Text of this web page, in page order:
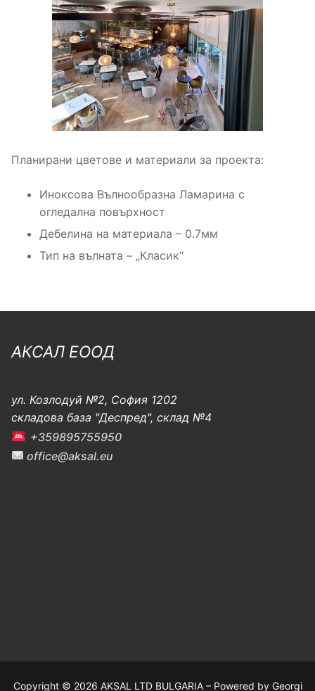
Планирани цветове и материали за проекта:
Иноксова Вълнообразна Ламарина с
огледална повърхност
Дебелина на материала – 0.7мм
Тип на вълната – „Класик“
АКСАЛ ЕООД
ул. Козлодуй №2, София 1202
складова база "Деспред", склад №4
+359895755950
office@aksal.eu
Copyright © 2026 AKSAL LTD BULGARIA – Powered by Georgi